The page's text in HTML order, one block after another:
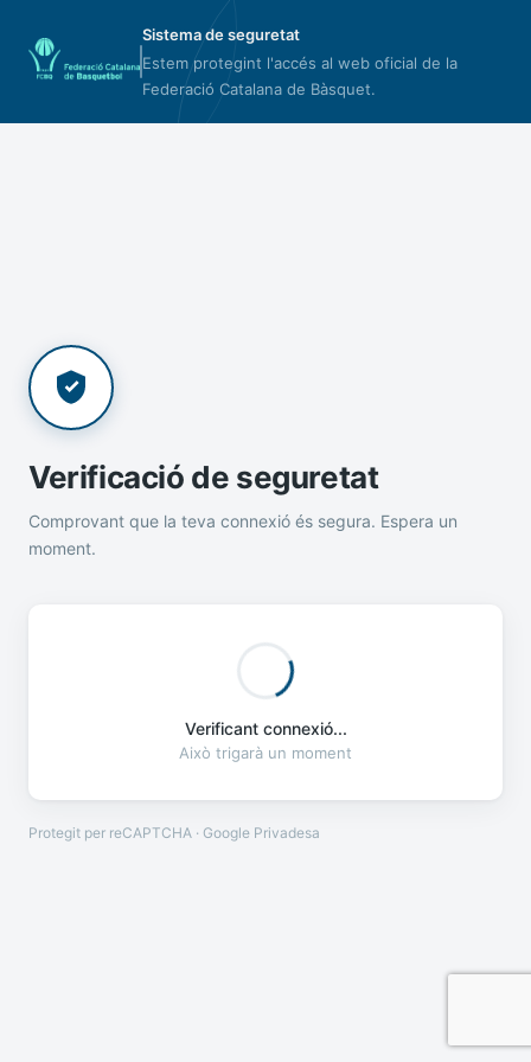
Sistema de seguretat
Estem protegint l'accés al web oficial de la
Federació Catalana de Bàsquet.
Verificació de seguretat
Comprovant que la teva connexió és segura. Espera un
moment.
Verificant connexió...
Això trigarà un moment
Protegit per reCAPTCHA · Google Privadesa